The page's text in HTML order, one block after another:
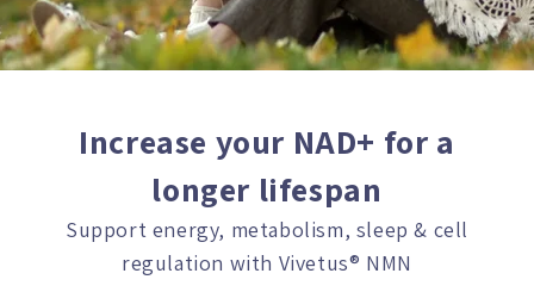
Increase your NAD+ for a
longer lifespan
Support energy, metabolism, sleep & cell
regulation with Vivetus® NMN